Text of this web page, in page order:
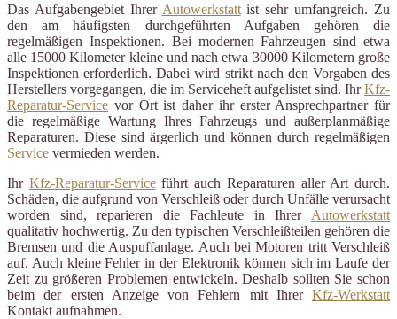
Das Aufgabengebiet Ihrer Autowerkstattist sehr umfangreich. Zu
den am häufigsten durchgeführten Aufgaben gehören die
regelmäßigen Inspektionen. Bei modernen Fahrzeugen sind etwa
alle 15000 Kilometer kleine und nach etwa 30000 Kilometern große
Inspektionen erforderlich. Dabei wird strikt nach den Vorgaben des
Herstellers vorgegangen, die im Serviceheft aufgelistet sind. IhrKfz-
Reparatur-Service vor Ort ist daher ihr erster Ansprechpartner für
die regelmäßige Wartung Ihres Fahrzeugs und außerplanmäßige
Reparaturen. Diese sind ärgerlich und können durch regelmäßigen
Service vermieden werden.
Ihr Kfz-Reparatur-Serviceführt auch Reparaturen aller Art durch.
Schäden, die aufgrund von Verschleiß oder durch Unfälle verursacht
worden sind, reparieren die Fachleute in Ihrer Autowerkstatt
qualitativ hochwertig. Zu den typischen Verschleißteilen gehören die
Bremsen und die Auspuffanlage. Auch bei Motoren tritt Verschleiß
auf. Auch kleine Fehler in der Elektronik können sich im Laufe der
Zeit zu größeren Problemen entwickeln. Deshalb sollten Sie schon
beim der ersten Anzeige von Fehlern mit Ihrer Kfz-Werkstatt
Kontakt aufnahmen.